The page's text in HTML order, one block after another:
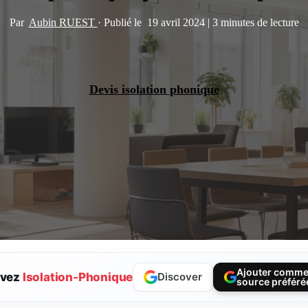
Par Aubin RUEST · Publié le 19 avril 2024 | 3 minutes de lecture
Devis isolation phonique
Isolation-Phonique Discover
Ajouter comme
source